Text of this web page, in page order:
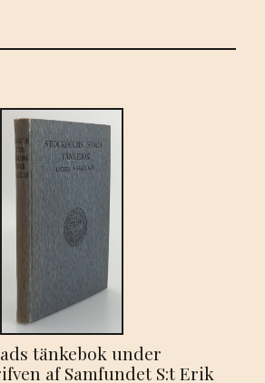
tänkebok under
af Samfundet S:t Erik